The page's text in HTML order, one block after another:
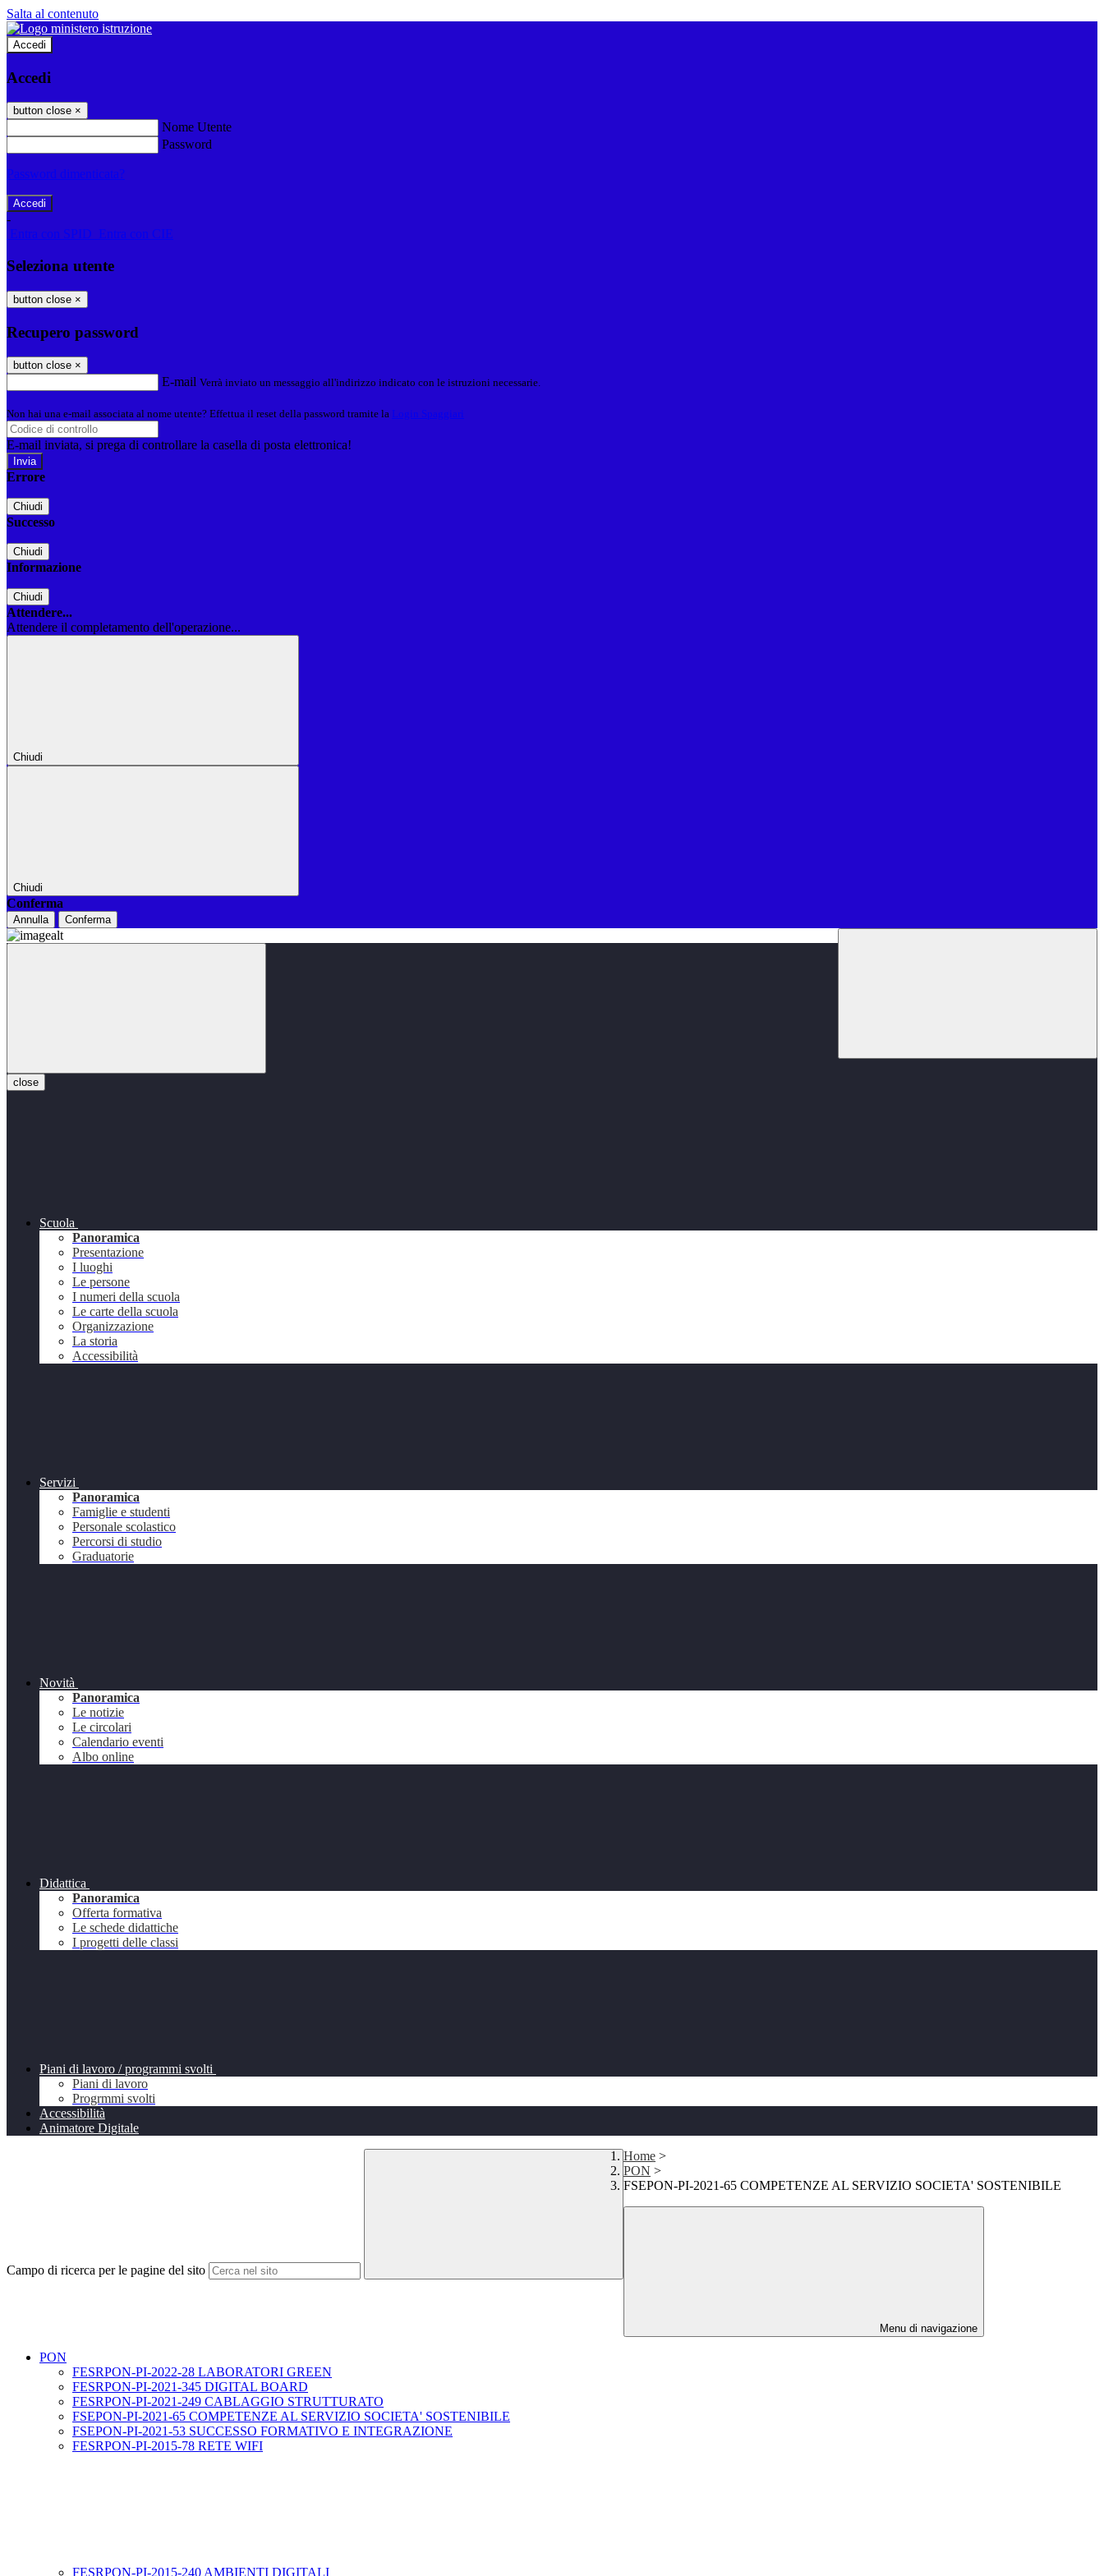
Salta al contenuto
Accedi
Accedi
button close ×
Nome Utente
Password
Password dimenticata?
-
Entra con SPID
Entra con CIE
Seleziona utente
button close ×
Recupero password
button close ×
E-mail Verrà inviato un messaggio all'indirizzo indicato con le istruzioni necessarie.
Non hai una e-mail associata al nome utente? Effettua il reset della password tramite la Login Spaggiari
E-mail inviata, si prega di controllare la casella di posta elettronica!
Errore
Chiudi
Successo
Chiudi
Informazione
Chiudi
Attendere...
Attendere il completamento dell'operazione...
Chiudi
Chiudi
Conferma
Annulla Conferma
close
Scuola
Panoramica
Presentazione
I luoghi
Le persone
I numeri della scuola
Le carte della scuola
Organizzazione
La storia
Accessibilità
Servizi
Panoramica
Famiglie e studenti
Personale scolastico
Percorsi di studio
Graduatorie
Novità
Panoramica
Le notizie
Le circolari
Calendario eventi
Albo online
Didattica
Panoramica
Offerta formativa
Le schede didattiche
I progetti delle classi
Piani di lavoro / programmi svolti
Piani di lavoro
Progrmmi svolti
Accessibilità
Animatore Digitale
Campo di ricerca per le pagine del sito
Home >
PON >
FSEPON-PI-2021-65 COMPETENZE AL SERVIZIO SOCIETA' SOSTENIBILE
Menu di navigazione
PON
FESRPON-PI-2022-28 LABORATORI GREEN
FESRPON-PI-2021-345 DIGITAL BOARD
FESRPON-PI-2021-249 CABLAGGIO STRUTTURATO
FSEPON-PI-2021-65 COMPETENZE AL SERVIZIO SOCIETA' SOSTENIBILE
FSEPON-PI-2021-53 SUCCESSO FORMATIVO E INTEGRAZIONE
FESRPON-PI-2015-78 RETE WIFI
FESRPON-PI-2015-240 AMBIENTI DIGITALI